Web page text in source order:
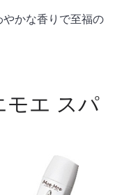
かな香りで至福の
モエ スパ